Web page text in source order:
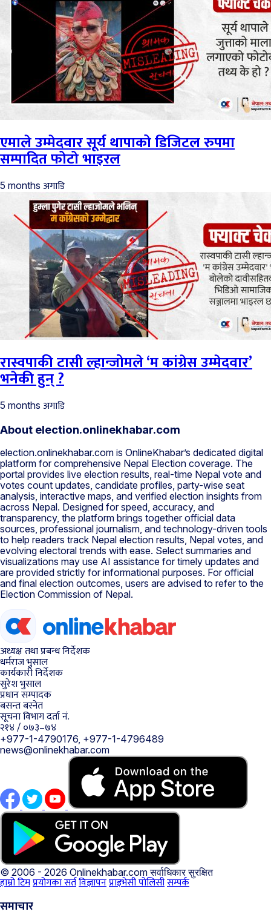
एमाले उम्मेदवार सूर्य थापाको डिजिटल रुपमा
सम्पादित फोटो भाइरल
5 months अगाडि
रास्वपाकी टासी ल्हान्जोमले ‘म कांग्रेस उम्मेदवार’
भनेकी हुन् ?
5 months अगाडि
About election.onlinekhabar.com
election.onlinekhabar.com is OnlineKhabar’s dedicated digital
platform for comprehensive Nepal Election coverage. The
portal provides live election results, real-time Nepal vote and
votes count updates, candidate profiles, party-wise seat
analysis, interactive maps, and verified election insights from
across Nepal. Designed for speed, accuracy, and
transparency, the platform brings together official data
sources, professional journalism, and technology-driven tools
to help readers track Nepal election results, Nepal votes, and
evolving electoral trends with ease. Select summaries and
visualizations may use AI assistance for timely updates and
are provided strictly for informational purposes. For official
and final election outcomes, users are advised to refer to the
Election Commission of Nepal.
अध्यक्ष तथा प्रबन्ध निर्देशक
धर्मराज भुसाल
कार्यकारी निर्देशक
सुरेश भुसाल
प्रधान सम्पादक
बसन्त बस्नेत
सूचना विभाग दर्ता नं.
२१४ / ०७३–७४
+977-1-4790176, +977-1-4796489
news@onlinekhabar.com
© 2006 - 2026 Onlinekhabar.comसर्वाधिकार सुरक्षित
हाम्रो टिमप्रयोगका सर्तविज्ञापनप्राइभेसी पोलिसीसम्पर्क
समाचार